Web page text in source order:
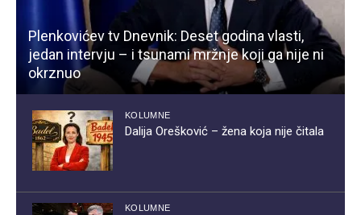
Plenkovićev tv Dnevnik: Deset godina vlasti,
jedan intervju – i tsunami mržnje koji ga nije ni
okrznuo
KOLUMNE
Dalija Orešković – žena koja nije čitala
KOLUMNE